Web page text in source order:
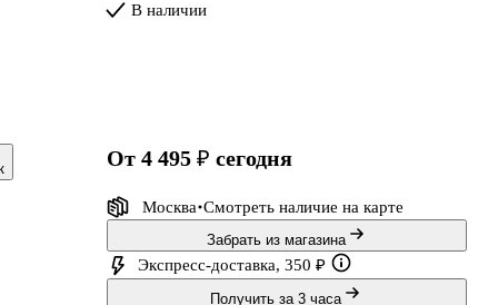
В наличии
от 4 495 ₽ сегодня
Москва Смотреть наличие на карте
Забрать из магазина
Экспресс-доставка, 350 ₽
Получить за 3 часа